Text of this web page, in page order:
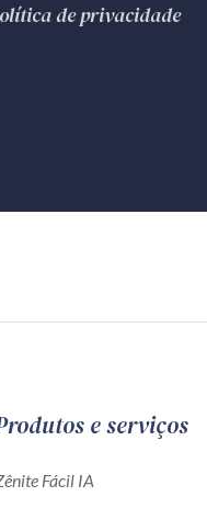
de privacidade
e serviços
Fácil IA